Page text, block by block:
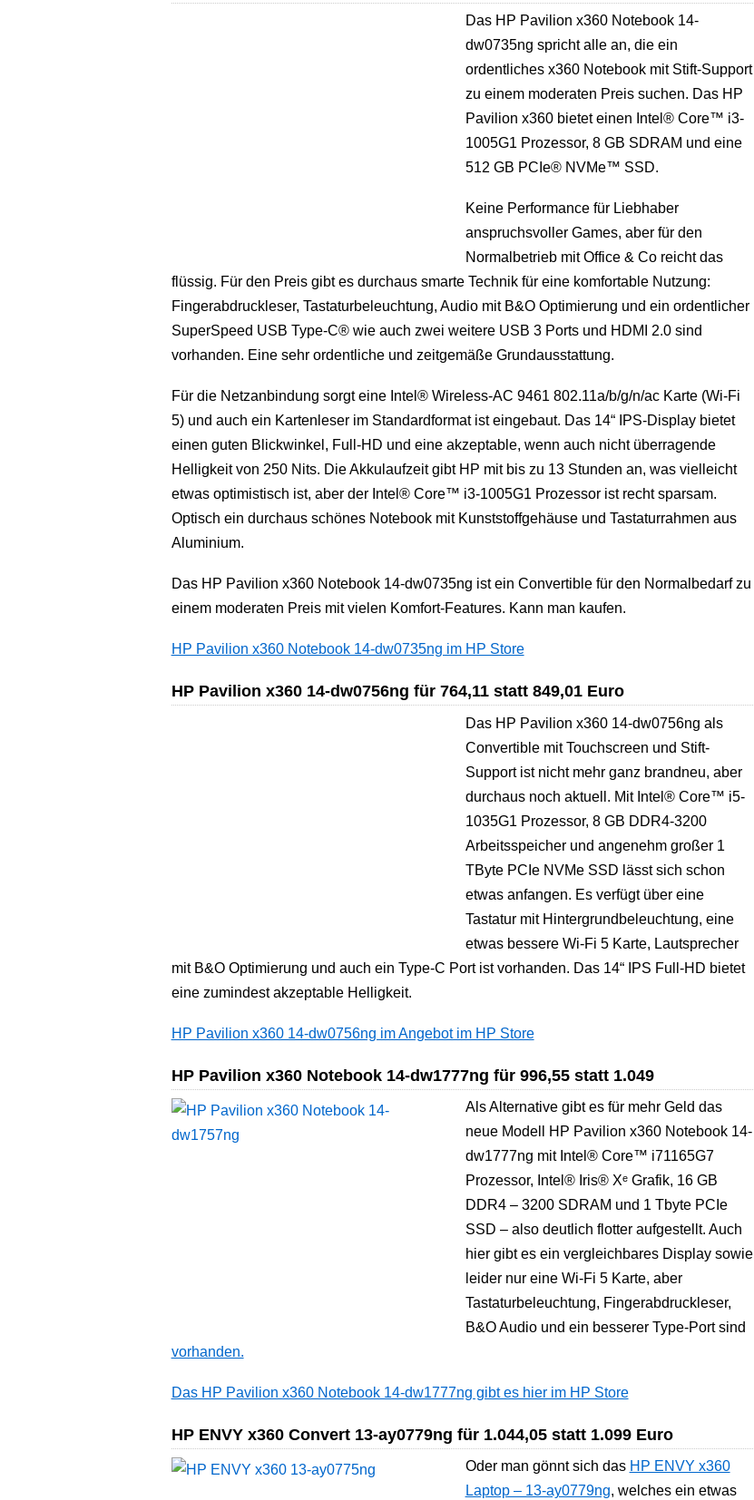
Das HP Pavilion x360 Notebook 14-
dw0735ng spricht alle an, die ein
ordentliches x360 Notebook mit Stift-Support
zu einem moderaten Preis suchen. Das HP
Pavilion x360 bietet einen Intel® Core™ i3-
1005G1 Prozessor, 8 GB SDRAM und eine
512 GB PCIe® NVMe™ SSD.
Keine Performance für Liebhaber
anspruchsvoller Games, aber für den
Normalbetrieb mit Office & Co reicht das
flüssig. Für den Preis gibt es durchaus smarte Technik für eine komfortable Nutzung:
Fingerabdruckleser, Tastaturbeleuchtung, Audio mit B&O Optimierung und ein ordentlicher
SuperSpeed USB Type-C® wie auch zwei weitere USB 3 Ports und HDMI 2.0 sind
vorhanden. Eine sehr ordentliche und zeitgemäße Grundausstattung.
Für die Netzanbindung sorgt eine Intel® Wireless-AC 9461 802.11a/b/g/n/ac Karte (Wi-Fi
5) und auch ein Kartenleser im Standardformat ist eingebaut. Das 14“ IPS-Display bietet
einen guten Blickwinkel, Full-HD und eine akzeptable, wenn auch nicht überragende
Helligkeit von 250 Nits. Die Akkulaufzeit gibt HP mit bis zu 13 Stunden an, was vielleicht
etwas optimistisch ist, aber der Intel® Core™ i3-1005G1 Prozessor ist recht sparsam.
Optisch ein durchaus schönes Notebook mit Kunststoffgehäuse und Tastaturrahmen aus
Aluminium.
Das HP Pavilion x360 Notebook 14-dw0735ng ist ein Convertible für den Normalbedarf zu
einem moderaten Preis mit vielen Komfort-Features. Kann man kaufen.
HP Pavilion x360 Notebook 14-dw0735ng im HP Store
HP Pavilion x360 14-dw0756ng für 764,11 statt 849,01 Euro
Das HP Pavilion x360 14-dw0756ng als
Convertible mit Touchscreen und Stift-
Support ist nicht mehr ganz brandneu, aber
durchaus noch aktuell. Mit Intel® Core™ i5-
1035G1 Prozessor, 8 GB DDR4-3200
Arbeitsspeicher und angenehm großer 1
TByte PCIe NVMe SSD lässt sich schon
etwas anfangen. Es verfügt über eine
Tastatur mit Hintergrundbeleuchtung, eine
etwas bessere Wi-Fi 5 Karte, Lautsprecher
mit B&O Optimierung und auch ein Type-C Port ist vorhanden. Das 14“ IPS Full-HD bietet
eine zumindest akzeptable Helligkeit.
HP Pavilion x360 14-dw0756ng im Angebot im HP Store
HP Pavilion x360 Notebook 14-dw1777ng für 996,55 statt 1.049
Als Alternative gibt es für mehr Geld das
neue Modell HP Pavilion x360 Notebook 14-
dw1777ng mit Intel® Core™ i71165G7
Prozessor, Intel® Iris® Xᵉ Grafik, 16 GB
DDR4 – 3200 SDRAM und 1 Tbyte PCIe
SSD – also deutlich flotter aufgestellt. Auch
hier gibt es ein vergleichbares Display sowie
leider nur eine Wi-Fi 5 Karte, aber
Tastaturbeleuchtung, Fingerabdruckleser,
B&O Audio und ein besserer Type-Port sind
vorhanden.
Das HP Pavilion x360 Notebook 14-dw1777ng gibt es hier im HP Store
HP ENVY x360 Convert 13-ay0779ng für 1.044,05 statt 1.099 Euro
Oder man gönnt sich das HP ENVY x360
Laptop – 13-ay0779ng, welches ein etwas